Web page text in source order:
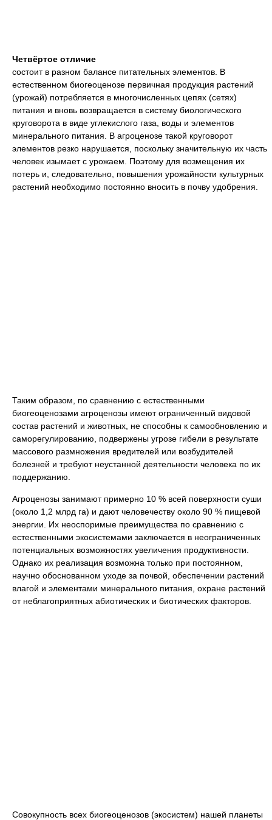
Четвёртое отличие
состоит в разном балансе питательных элементов. В
естественном биогеоценозе первичная продукция растений
(урожай) потребляется в многочисленных цепях (сетях)
питания и вновь возвращается в систему биологического
круговорота в виде углекислого газа, воды и элементов
минерального питания. В агроценозе такой круговорот
элементов резко нарушается, поскольку значительную их часть
человек изымает с урожаем. Поэтому для возмещения их
потерь и, следовательно, повышения урожайности культурных
растений необходимо постоянно вносить в почву удобрения.
Таким образом, по сравнению с естественными
биогеоценозами агроценозы имеют ограниченный видовой
состав растений и животных, не способны к самообновлению и
саморегулированию, подвержены угрозе гибели в результате
массового размножения вредителей или возбудителей
болезней и требуют неустанной деятельности человека по их
поддержанию.
Агроценозы занимают примерно 10 % всей поверхности суши
(около 1,2 млрд га) и дают человечеству около 90 % пищевой
энергии. Их неоспоримые преимущества по сравнению с
естественными экосистемами заключается в неограниченных
потенциальных возможностях увеличения продуктивности.
Однако их реализация возможна только при постоянном,
научно обоснованном уходе за почвой, обеспечении растений
влагой и элементами минерального питания, охране растений
от неблагоприятных абиотических и биотических факторов.
Совокупность всех биогеоценозов (экосистем) нашей планеты